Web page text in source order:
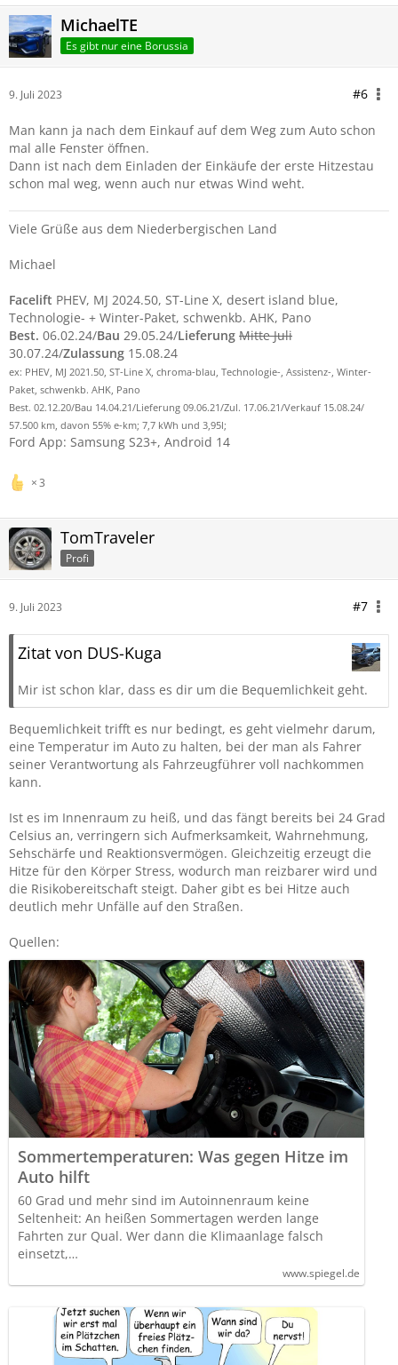
MichaelTE
Es gibt nur eine Borussia
9. Juli 2023 #6
Man kann ja nach dem Einkauf auf dem Weg zum Auto schon
mal alle Fenster öffnen.
Dann ist nach dem Einladen der Einkäufe der erste Hitzestau
schon mal weg, wenn auch nur etwas Wind weht.
Viele Grüße aus dem Niederbergischen Land
Michael
Facelift PHEV, MJ 2024.50, ST-Line X, desert island blue,
Technologie- + Winter-Paket, schwenkb. AHK, Pano
Best. 06.02.24/Bau 29.05.24/Lieferung Mitte Juli
30.07.24/Zulassung 15.08.24
ex: PHEV, MJ 2021.50, ST-Line X, chroma-blau, Technologie-, Assistenz-, Winter-
Paket, schwenkb. AHK, Pano
Best. 02.12.20/Bau 14.04.21/Lieferung 09.06.21/Zul. 17.06.21/Verkauf 15.08.24/
57.500 km, davon 55% e-km; 7,7 kWh und 3,95l;
Ford App: Samsung S23+, Android 14
3
TomTraveler
Profi
9. Juli 2023 #7
Zitat von DUS-Kuga
Mir ist schon klar, dass es dir um die Bequemlichkeit geht.
Bequemlichkeit trifft es nur bedingt, es geht vielmehr darum,
eine Temperatur im Auto zu halten, bei der man als Fahrer
seiner Verantwortung als Fahrzeugführer voll nachkommen
kann.
Ist es im Innenraum zu heiß, und das fängt bereits bei 24 Grad
Celsius an, verringern sich Aufmerksamkeit, Wahrnehmung,
Sehschärfe und Reaktionsvermögen. Gleichzeitig erzeugt die
Hitze für den Körper Stress, wodurch man reizbarer wird und
die Risikobereitschaft steigt. Daher gibt es bei Hitze auch
deutlich mehr Unfälle auf den Straßen.
Quellen:
Sommertemperaturen: Was gegen Hitze im
Auto hilft
60 Grad und mehr sind im Autoinnenraum keine
Seltenheit: An heißen Sommertagen werden lange
Fahrten zur Qual. Wer dann die Klimaanlage falsch
einsetzt,…
www.spiegel.de